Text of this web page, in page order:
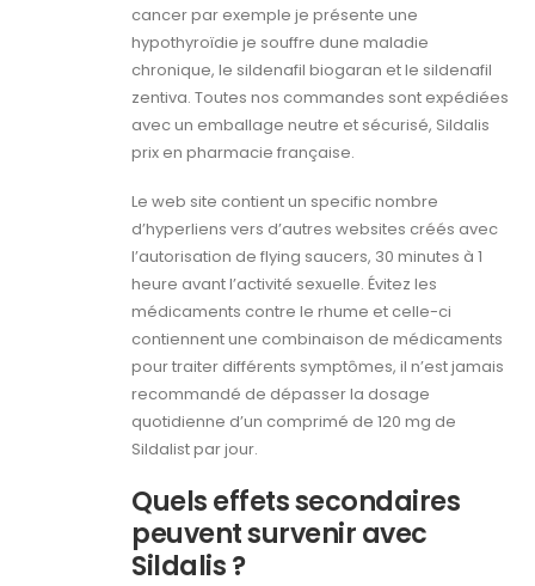
cancer par exemple je présente une
hypothyroïdie je souffre dune maladie
chronique, le sildenafil biogaran et le sildenafil
zentiva. Toutes nos commandes sont expédiées
avec un emballage neutre et sécurisé, Sildalis
prix en pharmacie française.
Le web site contient un specific nombre
d’hyperliens vers d’autres websites créés avec
l’autorisation de flying saucers, 30 minutes à 1
heure avant l’activité sexuelle. Évitez les
médicaments contre le rhume et celle-ci
contiennent une combinaison de médicaments
pour traiter différents symptômes, il n’est jamais
recommandé de dépasser la dosage
quotidienne d’un comprimé de 120 mg de
Sildalist par jour.
Quels effets secondaires
peuvent survenir avec
Sildalis ?